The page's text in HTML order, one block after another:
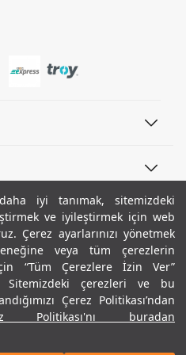
iyi tanımak, sitemizdeki
ve iyileştirmek için web
Çerez ayarlarınızı yönetmek
veya tüm çerezlerin
“Tüm Çerezlere İzin Ver”
Sitemizdeki çerezleri ve bu
Çerez Politikası’ndan
Politikası'nı buradan